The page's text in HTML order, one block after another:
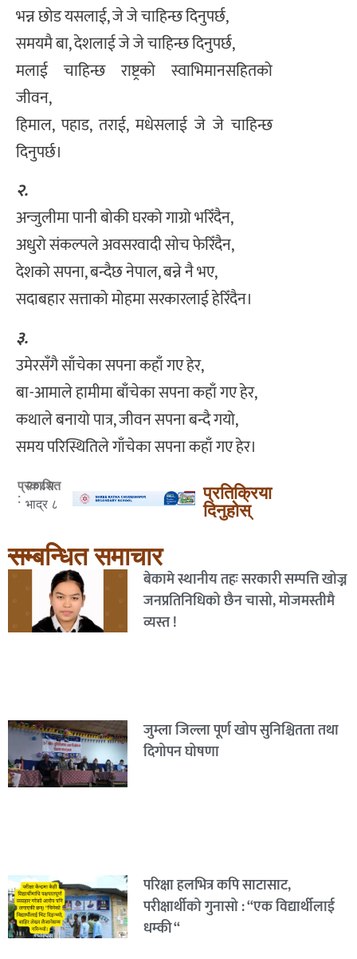
भन्न छोड यसलाई, जे जे चाहिन्छ दिनुपर्छ,
समयमै बा, देशलाई जे जे चाहिन्छ दिनुपर्छ,
मलाई चाहिन्छ राष्ट्रको स्वाभिमानसहितको
जीवन,
हिमाल, पहाड, तराई, मधेसलाई जे जे चाहिन्छ
दिनुपर्छ।
२.
अन्जुलीमा पानी बोकी घरको गाग्रो भरिँदैन,
अधुरो संकल्पले अवसरवादी सोच फेरिँदैन,
देशको सपना, बन्दैछ नेपाल, बन्ने नै भए,
सदाबहार सत्ताको मोहमा सरकारलाई हेरिँदैन।
३.
उमेरसँगै साँचेका सपना कहाँ गए हेर,
बा-आमाले हामीमा बाँचेका सपना कहाँ गए हेर,
कथाले बनायो पात्र, जीवन सपना बन्दै गयो,
समय परिस्थितिले गाँचेका सपना कहाँ गए हेर।
प्रकाशित
:
२०८२
भाद्र ८
प्रतिक्रिया
दिनुहोस्
सम्बन्धित समाचार
बेकामे स्थानीय तहः सरकारी सम्पत्ति खोज्न
जनप्रतिनिधिको छैन चासो, मोजमस्तीमै
व्यस्त !
जुम्ला जिल्ला पूर्ण खोप सुनिश्चितता तथा
दिगोपन घोषणा
परिक्षा हलभित्र कपि साटासाट,
परीक्षार्थीको गुनासो : “एक विद्यार्थीलाई
धम्की “